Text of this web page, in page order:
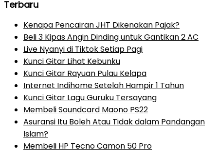
Terbaru
Kenapa Pencairan JHT Dikenakan Pajak?
Beli 3 Kipas Angin Dinding untuk Gantikan 2 AC
Live Nyanyi di Tiktok Setiap Pagi
Kunci Gitar Lihat Kebunku
Kunci Gitar Rayuan Pulau Kelapa
Internet Indihome Setelah Hampir 1 Tahun
Kunci Gitar Lagu Guruku Tersayang
Membeli Soundcard Maono PS22
Asuransi Itu Boleh Atau Tidak dalam Pandangan
Islam?
Membeli HP Tecno Camon 50 Pro